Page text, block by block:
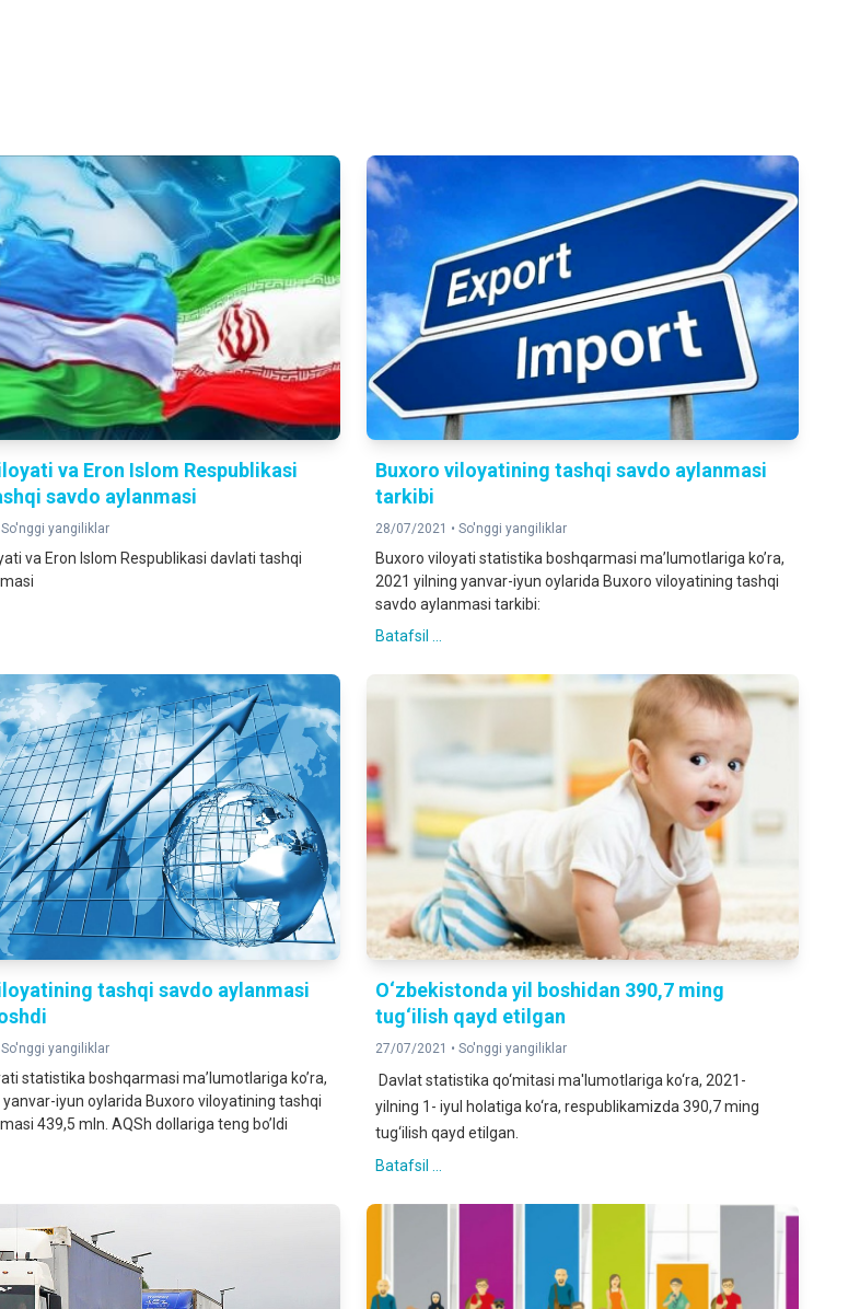
va Eron Islom Respublikasi
savdo aylanmasi
So'nggi yangiliklar
va Eron Islom Respublikasi davlati tashqi
Buxoro viloyatining tashqi savdo aylanmasi
tarkibi
28/07/2021 •So'nggi yangiliklar
Buxoro viloyati statistika boshqarmasi maʼlumotlariga koʼra,
2021 yilning yanvar-iyun oylarida Buxoro viloyatining tashqi
savdo aylanmasi tarkibi:
Batafsil ...
tashqi savdo aylanmasi
So'nggi yangiliklar
statistika boshqarmasi maʼlumotlariga koʼra,
yanvar-iyun oylarida Buxoro viloyatining tashqi
439,5 mln. AQSh dollariga teng boʼldi
O‘zbekistonda yil boshidan 390,7 ming
tug‘ilish qayd etilgan
27/07/2021 •So'nggi yangiliklar
Davlat statistika qo‘mitasi ma'lumotlariga ko‘ra, 2021-
yilning 1- iyul holatiga ko‘ra, respublikamizda 390,7 ming
tug‘ilish qayd etilgan.
Batafsil ...